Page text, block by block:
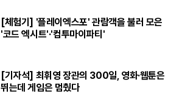
[체험기] '플레이엑스포' 관람객을 불러 모은
'코드 엑시트'·'컴투마이파티'
[기자석] 최휘영 장관의 300일, 영화·웹툰은
뛰는데 게임은 멈췄다